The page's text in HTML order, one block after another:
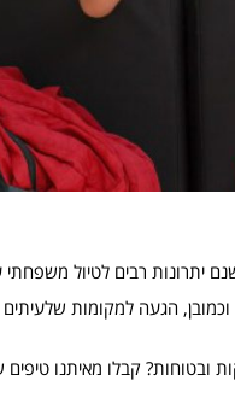
יתרונות רבים לטיול
וכמובן, הגעה למקומות
ובטוחות? קבלו מאיתנו